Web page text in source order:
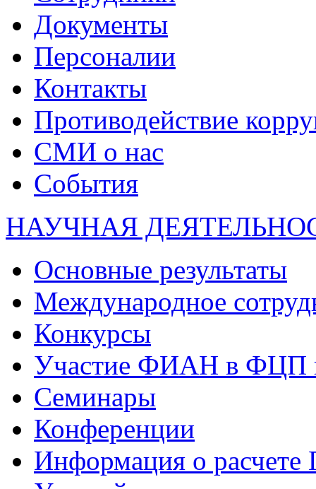
Документы
Персоналии
Контакты
Противодействие
СМИ о нас
События
НАУЧНАЯ
Основные результаты
Международное
Конкурсы
Участие ФИАН в ФЦП
Семинары
Конференции
Информация о